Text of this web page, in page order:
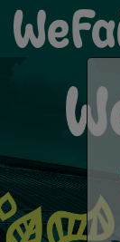
TICKET-
ICH BIN